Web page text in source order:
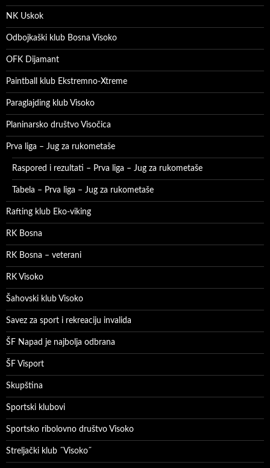
NK Uskok
Odbojkaški klub Bosna Visoko
OFK Dijamant
Paintball klub Ekstremno-Xtreme
Paraglajding klub Visoko
Planinarsko društvo Visočica
Prva liga – Jug za rukometaše
Raspored i rezultati – Prva liga – Jug za rukometaše
Tabela – Prva liga – Jug za rukometaše
Rafting klub Eko-viking
RK Bosna
RK Bosna – veterani
RK Visoko
Šahovski klub Visoko
Savez za sport i rekreaciju invalida
ŠF Napad je najbolja odbrana
ŠF Visport
Skupština
Sportski klubovi
Sportsko ribolovno društvo Visoko
Streljački klub ˝Visoko˝